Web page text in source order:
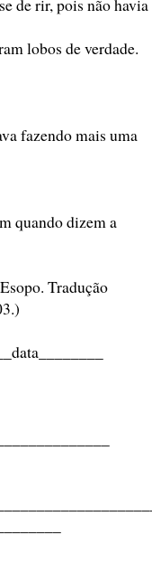
de rir, pois não havia
lobos de verdade.
fazendo mais uma
quando dizem a
Tradução